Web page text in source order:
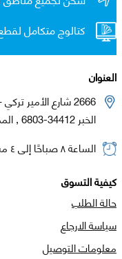
كتالوج متكامل لقطع
العنوان
2666 شارع الأمير تركي – الكورنيش , وحدة رقم 102
الخبر 34412-6803 , المملكة العربية السعودية
الساعة ٨ صباحًا إلى ٤ مساء من الأحد إلى الخميس
كيفية التسوق
حالة الطلب
سياسة الارجاع
معلومات التوصيل